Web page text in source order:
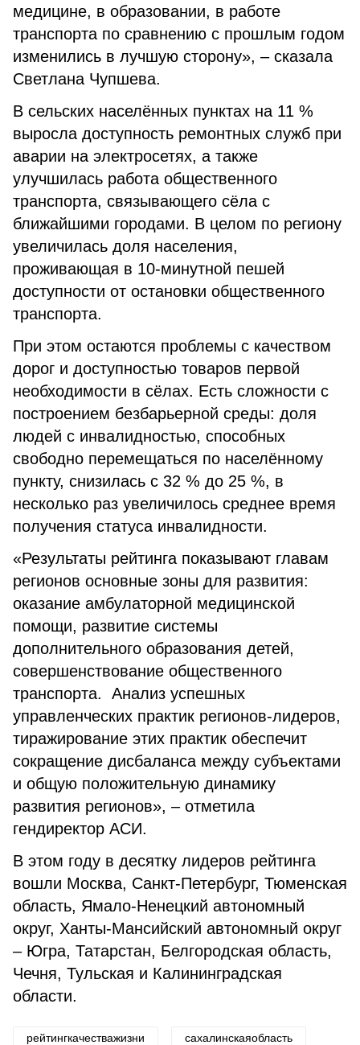
медицине, в образовании, в работе
транспорта по сравнению с прошлым годом
изменились в лучшую сторону», – сказала
Светлана Чупшева.
В сельских населённых пунктах на 11 %
выросла доступность ремонтных служб при
аварии на электросетях, а также
улучшилась работа общественного
транспорта, связывающего сёла с
ближайшими городами. В целом по региону
увеличилась доля населения,
проживающая в 10-минутной пешей
доступности от остановки общественного
транспорта.
При этом остаются проблемы с качеством
дорог и доступностью товаров первой
необходимости в сёлах. Есть сложности с
построением безбарьерной среды: доля
людей с инвалидностью, способных
свободно перемещаться по населённому
пункту, снизилась с 32 % до 25 %, в
несколько раз увеличилось среднее время
получения статуса инвалидности.
«Результаты рейтинга показывают главам
регионов основные зоны для развития:
оказание амбулаторной медицинской
помощи, развитие системы
дополнительного образования детей,
совершенствование общественного
транспорта. Анализ успешных
управленческих практик регионов-лидеров,
тиражирование этих практик обеспечит
сокращение дисбаланса между субъектами
и общую положительную динамику
развития регионов», – отметила
гендиректор АСИ.
В этом году в десятку лидеров рейтинга
вошли Москва, Санкт-Петербург, Тюменская
область, Ямало-Ненецкий автономный
округ, Ханты-Мансийский автономный округ
– Югра, Татарстан, Белгородская область,
Чечня, Тульская и Калининградская
области.
рейтингкачестважизни сахалинскаяобласть